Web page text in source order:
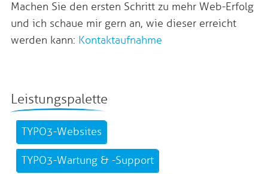
Machen Sie den ersten Schritt zu mehr Web-Erfolg
und ich schaue mir gern an, wie dieser erreicht
werden kann: Kontaktaufnahme
Leistungspalette
TYPO3-Websites
TYPO3-Wartung & -Support